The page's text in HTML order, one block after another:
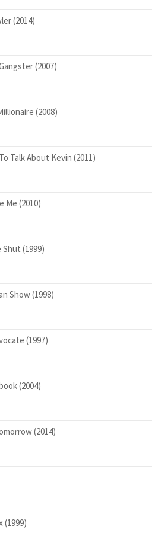
(2014)
(2007)
(2008)
Talk About Kevin (2011)
Me (2010)
Shut (1999)
Show (1998)
(1997)
(2004)
(2014)
(1999)